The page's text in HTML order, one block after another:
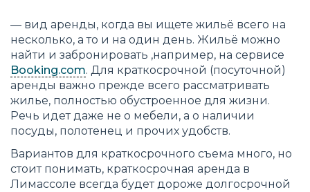
— вид аренды, когда вы ищете жильё всего на
несколько, а то и на один день. Жильё можно
найти и забронировать ,например, на сервисе
Booking.com. Для краткосрочной (посуточной)
аренды важно прежде всего рассматривать
жилье, полностью обустроенное для жизни.
Речь идет даже не о мебели, а о наличии
посуды, полотенец и прочих удобств.
Вариантов для краткосрочного съема много, но
стоит понимать, краткосрочная аренда в
Лимассоле всегда будет дороже долгосрочной